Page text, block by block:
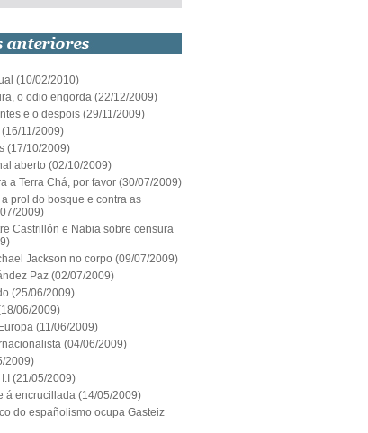
(10/02/2010)
o odio engorda (22/12/2009)
e o despois (29/11/2009)
(16/11/2009)
(17/10/2009)
aberto (02/10/2009)
a Terra Chá, por favor (30/07/2009)
prol do bosque e contra as
2009)
Castrillón e Nabia sobre censura
Jackson no corpo (09/07/2009)
Paz (02/07/2009)
(25/06/2009)
06/2009)
(11/06/2009)
(04/06/2009)
2009)
(21/05/2009)
á encrucillada (14/05/2009)
do españolismo ocupa Gasteiz